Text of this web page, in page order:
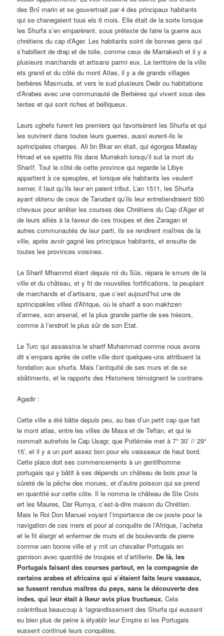
des Bnî marin et se gouvertnait par 4 des principaux habitants
qui se chanegaient tous els 6 mois. Elle était de la sorte lorsque
les Shurfa s’en emparèrent, sous prétexte de faire la guerre aux
chrétiens du cap d’Ager. Les habitants soint de bonnes gens qui
s’habillent de drap et de toile, comme ceux de Marrakesh et il y a
plusieurs marchands et artisans parmi eux. Le territoire de la ville
ets grand et du côté du mont Atlas, il y a de grands villages
berbères Masmuda, et vers le sud plusieurs Dwâr ou habitations
d’Arabes avec une communauté de Berbères qui vivent sous des
tentes et qui sont riches et belliqueux.
Leurs cghefs furent les premiers qui favorisèrent les Shurfa et qui
les suivirent dans toutes leurs guerres, aussi eurent-ils le
sprincipales charges. Ali bn Bkar en était, qui égorgea Mawlay
Hmad et se spetits fils dans Murraksh lorsqu’il sut la mort du
Sharîf. Tout le côté de cette province qui regarde la Libye
appartient à ce speuples, et lorsque els habitants les veulent
semer, il faut qu’ils leur en paient tribut. L’an 1511, les Shurfa
ayant obtenu de ceux de Tarudant qu’ils leur entretiendraient 500
chevaux pour arrêter les courses des Chrétiens du Cap d’Ager et
de leurs alliés à la faveur de ces troupes et des Zaragan et
autres communautés de leur parti, ils se rendirent maîtres de la
ville, après avoir gagné les principaux habitants, et ensuite de
toutes les provinces voisines.
Le Sharif Mhammd étant depuis roi du Sûs, répara le smurs de la
ville et du château, et y fit de nouvelles fortifications, la peuplant
de marchands et d’artisans, que c’est aujourd’hui une de
sprincipakles villes d’Afrique, où le sharif a son makhzen
d’armes, son arsenal, et la plus grande partie de ses trésors,
comme à l’endroit le plus sûr de son Etat.
Le Turc qui assassina le sharif Muhammad comme nous avons
dit s’empara après de cette ville dont quelques-uns attribuent la
fondation aux shurfa. Mais l’antiquité de ses murs et de se
sbâtiments, et le rapports des Historiens témoignent le contraire.
Agadir :
Cette ville a été bâtie depuis peu, au bas d’un petit cap que fait
le mont atlas, entre les villes de Masa et de Teftan, et qui le
nommait autrefois le Cap Usagr, que Potlémée met à 7° 30’ // 29°
15’, et il y a un port assez bon pour els vaisseaux de haut bord.
Cette place doit ses commencements à un gentilhomme
portugais qui y bâtit à ses dépends un château de bois pour la
sûreté de la pêche des morues, et d’autre poisson qui se prend
en quantité sur cette côte. Il le nomma le château de Ste Croix
ert les Maures, Dar Rumya, c’est-à-dire maison du Chrétien.
Mais le Roi Don Manuel voyant l’importance de ce poste pour la
navigation de ces mers et pour al conquête de l’Afrique, l’acheta
et le fit élargir et enfermer de murs et de boulevards de pierre
comme uen bonne ville et y mit un chevalier Portugais en
garnison avec quantité de troupes et d’artillerie. De là, les
Portugais faisant des courses partout, en la compagnie de
certains arabes et africains qui s’étaient faits leurs vassaux,
se fussent rendus maîtres du pays, sans la découverte des
indes, qui leur était à lkeur avis plus fructueux. Cela
coàntribua beaucoup à ‘lagrandissement des Shurfa qui eussent
eu bien plus de peine à étyablir leur Empire si les Portugais
eussent continué leurs conquêtes.